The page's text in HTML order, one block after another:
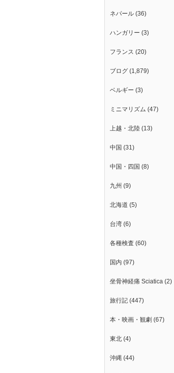
ネパール (36)
ハンガリー (3)
フランス (20)
ブログ (1,879)
ベルギー (3)
ミニマリズム (47)
上越・北陸 (13)
中国 (31)
中国・四国 (8)
九州 (9)
北海道 (5)
台湾 (6)
各種検査 (60)
国内 (97)
坐骨神経痛 Sciatica (2)
旅行記 (447)
本・映画・観劇 (67)
東北 (4)
沖縄 (44)